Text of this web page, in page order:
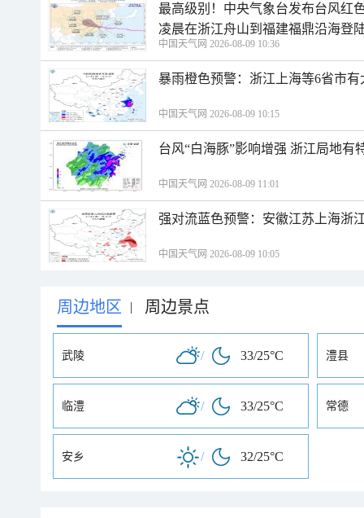
最高级别！中央气象台发布台风红
凌晨在浙江舟山到福建福鼎沿海登
中国天气网 2026-08-09 10:36
暴雨橙色预警：浙江上海等6省市
中国天气网 2026-08-09 10:15
台风“白海豚”影响增强 浙江局地有
中国天气网 2026-08-09 11:01
强对流蓝色预警：安徽江苏上海浙
中国天气网 2026-08-09 10:05
周边地区 | 周边景点
武陵 / 33/25°C 澧县
临澧 / 33/25°C 常德
安乡 / 32/25°C